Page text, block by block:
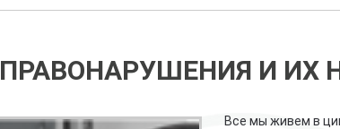
ПРАВОНАРУШЕНИЯ И ИХ
Все мы живем в